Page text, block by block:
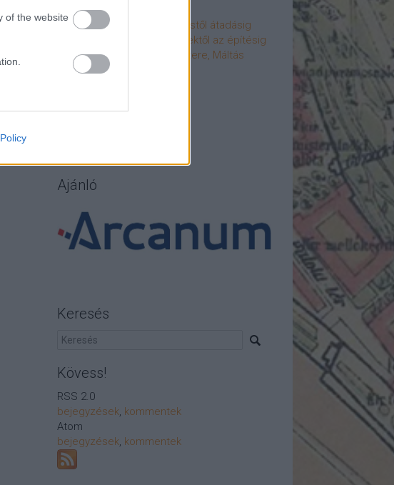
of the website
protection.
napjainkig
A Váralagút története: építéstől átadásig
A Váralagút története: ötletektől az építésig
A romantika elfeledett mestere, Máltás
Hugó
Ajánló
Keresés
Kövess!
RSS 2.0
bejegyzések, kommentek
Atom
bejegyzések, kommentek